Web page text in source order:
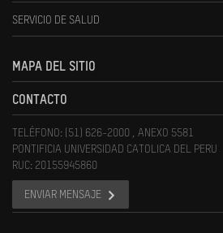
SERVICIO DE SALUD
MAPA DEL SITIO
CONTACTO
TELÉFONO: (51) 626-2000 , ANEXO 5581
PONTIFICIA UNIVERSIDAD CATOLICA DEL PERU
RUC: 20155945860
ENVIAR MENSAJE